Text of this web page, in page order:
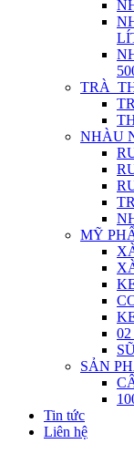
NHÀU
MỸ
SẢN
Tin tức
Liên hệ